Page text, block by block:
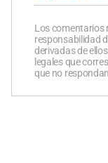
Los comentarios
responsabilidad
derivadas de
legales que
que no